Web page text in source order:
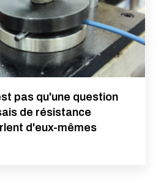
pas qu'une question
de résistance
d'eux-mêmes